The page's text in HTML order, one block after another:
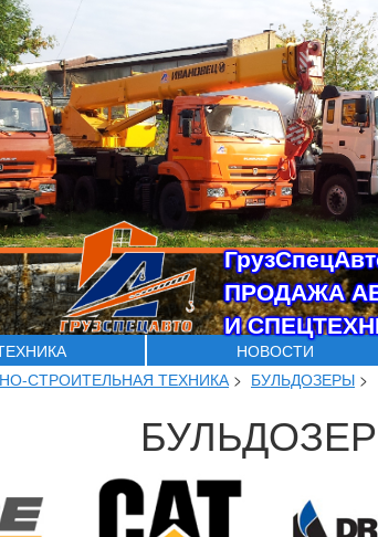
ПРОДАЖА
И
НОВОСТИ
СТРОИТЕЛЬНАЯ ТЕХНИКА> БУЛЬДОЗЕРЫ >